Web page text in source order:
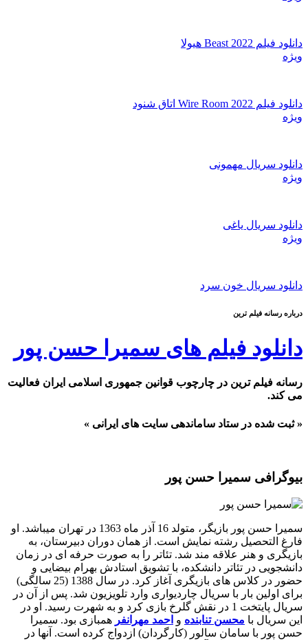
دانلود فیلم Beast 2022 هیولا
ویژه
دانلود فیلم Wire Room 2022 اتاق شنود
ویژه
دانلود سریال مهمونی
ویژه
دانلود سریال یاغی
ویژه
دانلود سریال خون سرد
درباره رسانه فیلم ترین
دانلود فیلم های سمیرا حسن پور
رسانه فیلم ترین در چارچوب قوانین جمهوری اسلامی ایران فعالیت
می کند.
« ثبت شده در ستاد ساماندهی سایت های ایرانی »
بیوگرافی سمیرا حسن پور
سمیرا حسن پور بازیگر، متولد 16 آذر ماه 1363 در تهران میباشد. او
فارغ التحصیل رشته نمایش است. از همان دوران دبیرستان، به
بازیگری و هنر علاقه مند شد. تئاتر را به صورت حرفه ای در زمان
دانشجویی در تئاتر دانشکده، با تشویق استادش بهرام بیضایی و
حضور در کلاس های بازیگری آغاز کرد. در سال 1388 (25 سالگی)
برای اولین بار با سریال چاردیواری وارد تلویزیون شد. پس از آن در
سریال پایتخت 1 در نقش گلرخ بازی کرد و به شهرت رسید. او در
این سریال با محسن تنابنده و احمد مهرانفر همبازی بود. سمیرا
حسن پور با سامان سالور (کارگردان) ازدواج کرده است. آنها در